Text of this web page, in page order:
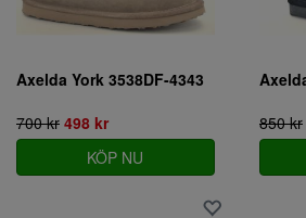
Axelda York 3538DF-4343
700 kr 498 kr
KÖP NU
850 kr